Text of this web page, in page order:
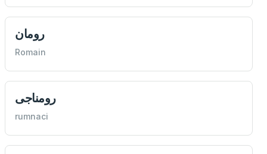
رومان
Romain
رومناجی
rumnaci